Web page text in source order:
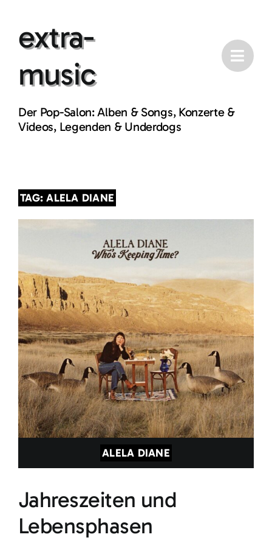
contentextra-
music
Der Pop-Salon: Alben & Songs, Konzerte &
Videos, Legenden & Underdogs
TAG: ALELA DIANE
ALELA DIANE
Jahreszeiten und
Lebensphasen